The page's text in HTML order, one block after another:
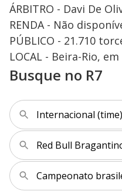
ÁRBITRO - Davi De
RENDA - Não
PÚBLICO - 21.710
LOCAL - Beira-Rio,
Busque no R7
Internacional (time)
Red Bull
Campeonato